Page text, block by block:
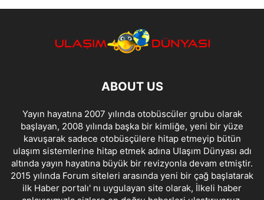
ABOUT US
Yayın hayatına 2007 yılında otobüscüler grubu olarak
başlayan, 2008 yılında başka bir kimliğe, yeni bir yüze
kavuşarak sadece otobüsçülere hitap etmeyip bütün
ulaşım sistemlerine hitap etmek adına Ulaşım Dünyası adı
altında yayın hayatına büyük bir revizyonla devam etmiştir.
2015 yılında Forum siteleri arasında yeni bir çağ başlatarak
ilk Haber portalı' nı uygulayan site olarak, İlkeli haber